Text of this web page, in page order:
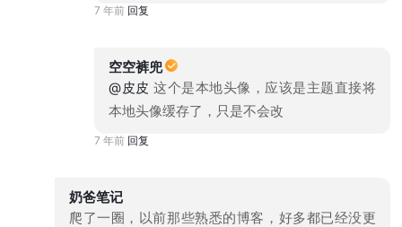
7 年前 回复
空空裤兜
@皮皮 这个是本地头像，应该是主题直接将
本地头像缓存了，只是不会改
7 年前 回复
奶爸笔记
爬了一圈，以前那些熟悉的博客，好多都已经没更